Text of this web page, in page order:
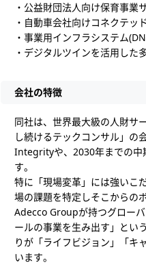
・公益財団法人向け保育事業
・自動車会社向けコネクテッ
・事業用インフラシステム
・デジタルツインを活用した
会社の特徴
同社は、世界最大級の人財サ
し続けるテックコンサル」の
Integrityや、2030年までの中
す。
特に「現場変革」には強いこ
場の課題を特定しそこからの
Adecco Groupが持つグロー
ールの事業を生み出す」とい
りが「ライフビジョン」「キ
います。